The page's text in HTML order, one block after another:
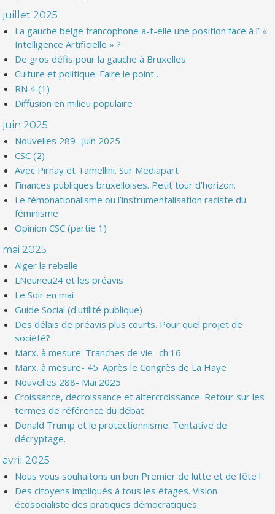
juillet 2025
La gauche belge francophone a-t-elle une position face à l’ «
Intelligence Artificielle » ?
De gros défis pour la gauche à Bruxelles
Culture et politique. Faire le point…
RN 4 (1)
Diffusion en milieu populaire
juin 2025
Nouvelles 289- Juin 2025
CSC (2)
Avec Pirnay et Tamellini. Sur Mediapart
Finances publiques bruxelloises. Petit tour d’horizon.
Le fémonationalisme ou l’instrumentalisation raciste du
féminisme
Opinion CSC (partie 1)
mai 2025
Alger la rebelle
LNeuneu24 et les préavis
Le Soir en mai
Guide Social (d'utilité publique)
Des délais de préavis plus courts. Pour quel projet de
société?
Marx, à mesure: Tranches de vie- ch.16
Marx, à mesure- 45: Après le Congrès de La Haye
Nouvelles 288- Mai 2025
Croissance, décroissance et altercroissance. Retour sur les
termes de référence du débat.
Donald Trump et le protectionnisme. Tentative de
décryptage.
avril 2025
Nous vous souhaitons un bon Premier de lutte et de fête !
Des citoyens impliqués à tous les étages. Vision
écosocialiste des pratiques démocratiques.